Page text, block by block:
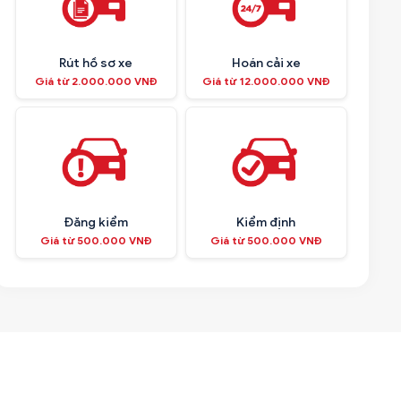
Rút hồ sơ xe
Giá từ 2.000.000 VNĐ
Hoán cải xe
Giá từ 12.000.000 VNĐ
Đăng kiểm
Giá từ 500.000 VNĐ
Kiểm định
Giá từ 500.000 VNĐ